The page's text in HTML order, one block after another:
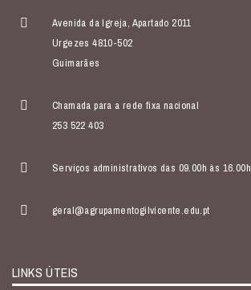
Avenida da Igreja, Apartado 2011
Urgezes 4810-502
Guimarães
Chamada para a rede fixa nacional
253 522 403
Serviços administrativos das 09.00h às 16.00h
geral@agrupamentogilvicente.edu.pt
LINKS ÚTEIS